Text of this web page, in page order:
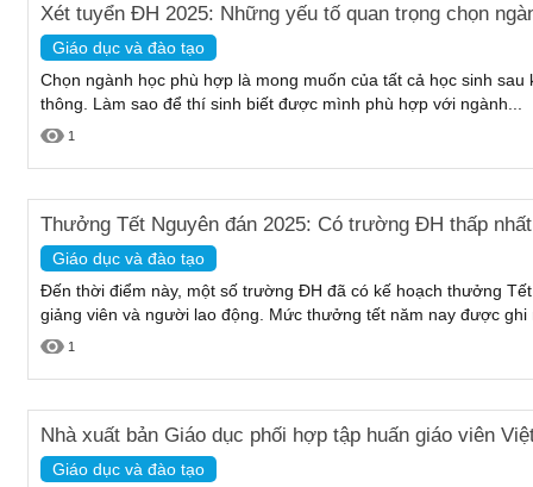
Xét tuyển ĐH 2025: Những yếu tố quan trọng chọn
Giáo dục và đào tạo
Chọn ngành học phù hợp là mong muốn của tất cả học sinh
thông. Làm sao để thí sinh biết được mình phù hợp với ngành...
1
Thưởng Tết Nguyên đán 2025: Có trường ĐH thấp
Giáo dục và đào tạo
Đến thời điểm này, một số trường ĐH đã có kế hoạch thưởng
giảng viên và người lao động. Mức thưởng tết năm nay được
1
Nhà xuất bản Giáo dục phối hợp tập huấn giáo viên
Giáo dục và đào tạo